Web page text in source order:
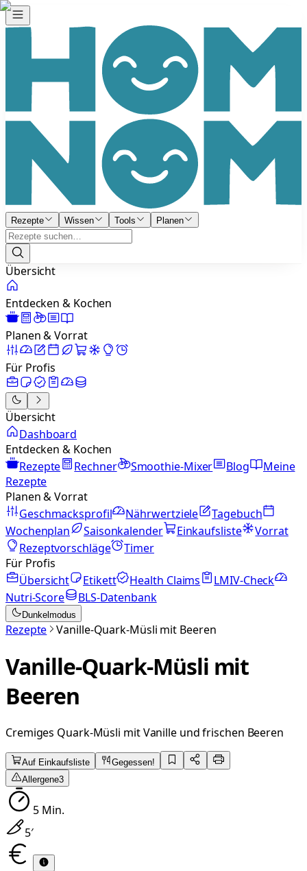
Rezepte Wissen Tools Planen
Übersicht
Entdecken & Kochen
Planen & Vorrat
Für Profis
Übersicht
Dashboard
Entdecken & Kochen
Rezepte
Rechner Smoothie-Mixer Blog
Meine
Rezepte
Planen & Vorrat
Geschmacksprofil
Nährwertziele
Tagebuch
Wochenplan
Saisonkalender Einkaufsliste
Vorrat
Rezeptvorschläge
Timer
Für Profis
Übersicht
Etikett Health Claims
LMIV-Check
Nutri-Score
BLS-Datenbank
Dunkelmodus
Rezepte Vanille-Quark-Müsli mit Beeren
Vanille-Quark-Müsli mit
Beeren
Cremiges Quark-Müsli mit Vanille und frischen Beeren
Auf Einkaufsliste
Gegessen!
Allergene3
5Min.
5′